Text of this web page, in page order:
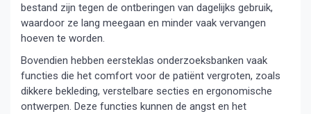
bestand zijn tegen de ontberingen van dagelijks gebruik,
waardoor ze lang meegaan en minder vaak vervangen
hoeven te worden.
Bovendien hebben eersteklas onderzoeksbanken vaak
functies die het comfort voor de patiënt vergroten, zoals
dikkere bekleding, verstelbare secties en ergonomische
ontwerpen. Deze functies kunnen de angst en het